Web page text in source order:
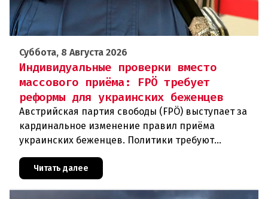
Суббота, 8 Августа 2026
Индивидуальные проверки вместо
массового приёма: FPÖ требует
реформы для украинских беженцев
Австрийская партия свободы (FPÖ) выступает за
кардинальное изменение правил приёма
украинских беженцев. Политики требуют
отменить автоматическое предоставление
убежища и ввести индивидуальные проверки
Читать далее